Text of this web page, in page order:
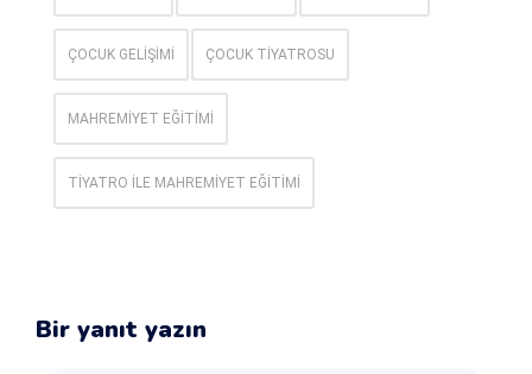
ÇOCUK GELIŞIMI ÇOCUK TIYATROSU
MAHREMIYET EĞITIMI
TIYATRO ILE MAHREMIYET EĞITIMI
Bir yanıt yazın